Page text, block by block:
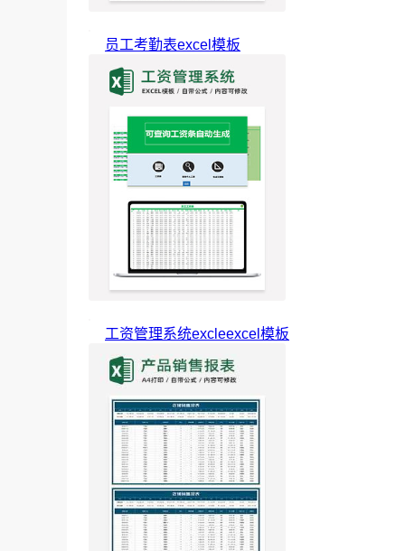
员工考勤表excel模板
工资管理系统excleexcel模板